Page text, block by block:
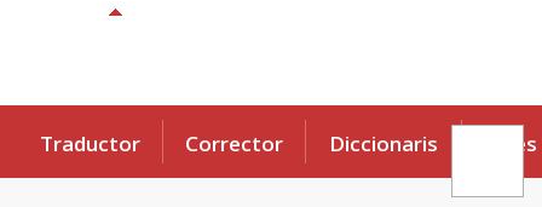
Traductor Corrector Diccionaris Eines